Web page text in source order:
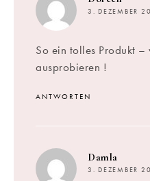
3. DEZEMBER
So ein tolles Produkt
ausprobieren !
ANTWORTEN
Damla
3. DEZEMBER